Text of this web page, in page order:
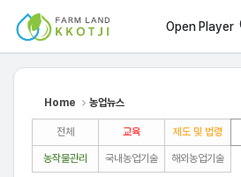
Open Player
Home 농업뉴스
전체 교육 제도 및 법령
농작물관리 국내농업기술 해외농업기술